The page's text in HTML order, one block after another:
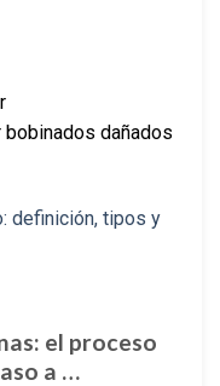
dañados
el proceso
a …